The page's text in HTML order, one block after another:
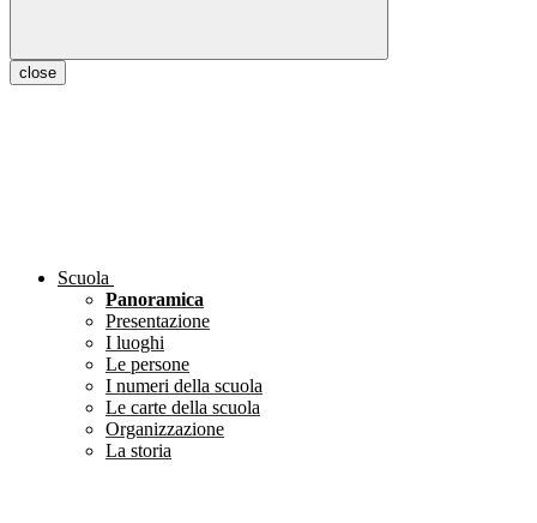
close
Scuola
Panoramica
Presentazione
I luoghi
Le persone
I numeri della scuola
Le carte della scuola
Organizzazione
La storia